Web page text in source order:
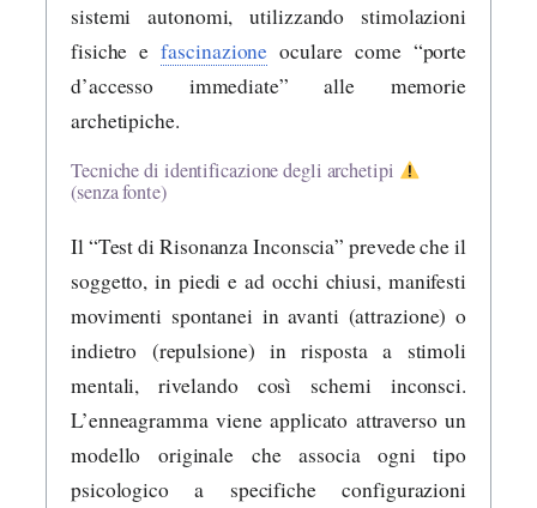
sistemi autonomi, utilizzando stimolazioni
fisiche efascinazione oculare come “porte
d’accesso immediate” alle memorie
archetipiche.
Tecniche di identificazione degli archetipi
(senza fonte)
Il “Test di Risonanza Inconscia” prevede che il
soggetto, in piedi e ad occhi chiusi, manifesti
movimenti spontanei in avanti (attrazione) o
indietro (repulsione) in risposta a stimoli
mentali, rivelando così schemi inconsci.
L’enneagramma viene applicato attraverso un
modello originale che associa ogni tipo
psicologico a specifiche configurazioni